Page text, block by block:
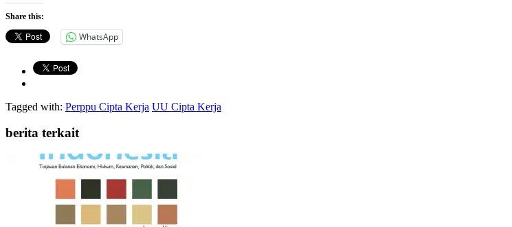
Share this:
WhatsApp
Tagged with: Perppu Cipta Kerja UU Cipta Kerja
berita terkait